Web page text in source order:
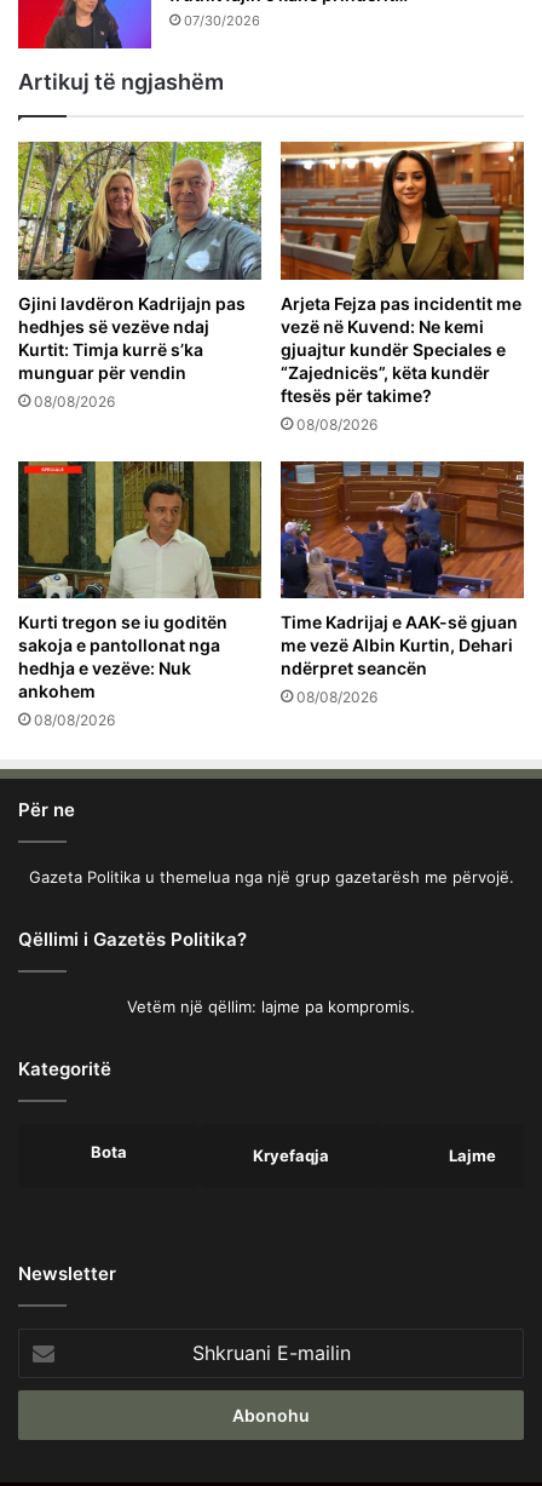
07/30/2026
Artikuj të ngjashëm
Gjini lavdëron Kadrijajn pas
hedhjes së vezëve ndaj
Kurtit: Timja kurrë s’ka
munguar për vendin
08/08/2026
Arjeta Fejza pas incidentit me
vezë në Kuvend: Ne kemi
gjuajtur kundër Speciales e
“Zajednicës”, këta kundër
ftesës për takime?
08/08/2026
Kurti tregon se iu goditën
sakoja e pantollonat nga
hedhja e vezëve: Nuk
ankohem
08/08/2026
Time Kadrijaj e AAK-së gjuan
me vezë Albin Kurtin, Dehari
ndërpret seancën
08/08/2026
Për ne
Gazeta Politika u themelua nga një grup gazetarësh me përvojë.
Qëllimi i Gazetës Politika?
Vetëm një qëllim: lajme pa kompromis.
Kategoritë
Bota Kryefaqja Lajme
Newsletter
E-
mailin